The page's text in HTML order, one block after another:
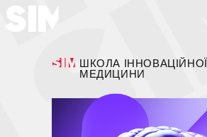
ШКОЛА ІННОВАЦІЙНОЇ
МЕДИЦИНИ